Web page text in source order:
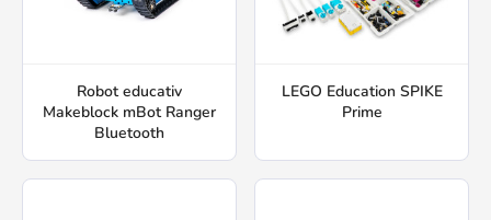
Robot educativ
Makeblock mBot Ranger
Bluetooth
LEGO Education SPIKE
Prime